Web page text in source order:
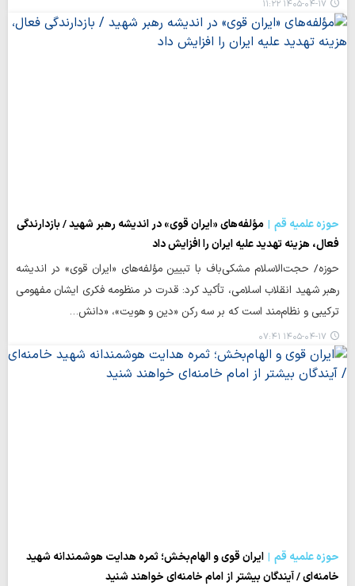
۱۴۰۵-۰۴-۱۷ ۱۱:۲۲
حوزه علمیه قم
مؤلفه‌های «ایران قوی» در اندیشه رهبر شهید / بازدارندگی
فعال، هزینه تهدید علیه ایران را افزایش داد
حوزه/ حجت‌الاسلام مشکی‌باف با تبیین مؤلفه‌های «ایران قوی» در اندیشه
رهبر شهید انقلاب اسلامی، تأکید کرد: قدرت در منظومه فکری ایشان مفهومی
ترکیبی و نظام‌مند است که بر سه رکن «دین و هویت»، «دانش…
۱۴۰۵-۰۴-۱۷ ۰۷:۴۱
حوزه علمیه قم
ایران قوی و الهام‌بخش؛ ثمره هدایت هوشمندانه شهید
خامنه‌ای / آیندگان بیشتر از امام خامنه‌ای خواهند شنید